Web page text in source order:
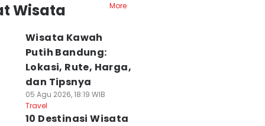
Wisata
More
Wisata Kawah
Putih Bandung:
Lokasi, Rute, Harga,
dan Tipsnya
05 Agu 2026, 18:19 WIB
Travel
10 Destinasi Wisata